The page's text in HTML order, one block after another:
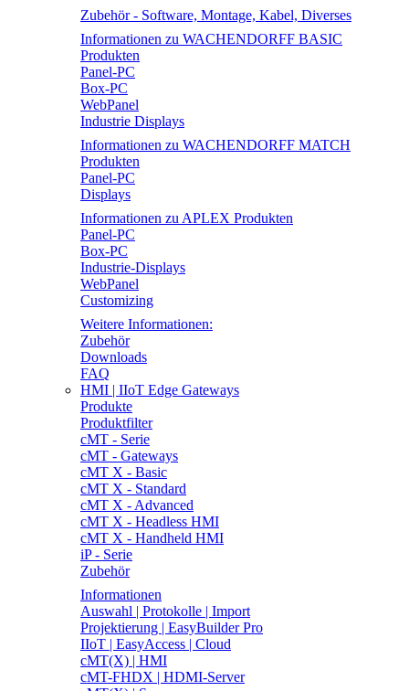
Zubehör - Software, Montage, Kabel, Diverses
Informationen zu WACHENDORFF BASIC
Produkten
Panel-PC
Box-PC
WebPanel
Industrie Displays
Informationen zu WACHENDORFF MATCH
Produkten
Panel-PC
Displays
Informationen zu APLEX Produkten
Panel-PC
Box-PC
Industrie-Displays
WebPanel
Customizing
Weitere Informationen:
Zubehör
Downloads
FAQ
HMI | IIoT Edge Gateways
Produkte
Produktfilter
cMT - Serie
cMT - Gateways
cMT X - Basic
cMT X - Standard
cMT X - Advanced
cMT X - Headless HMI
cMT X - Handheld HMI
iP - Serie
Zubehör
Informationen
Auswahl | Protokolle | Import
Projektierung | EasyBuilder Pro
IIoT | EasyAccess | Cloud
cMT(X) | HMI
cMT-FHDX | HDMI-Server